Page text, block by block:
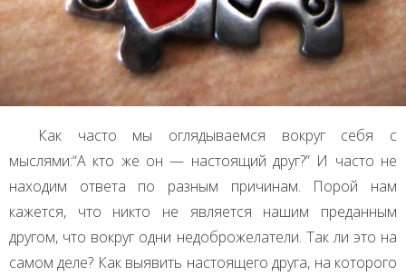
Как часто мы оглядываемся вокруг себя с
мыслями:“А кто же он — настоящий друг?” И часто не
находим ответа по разным причинам. Порой нам
кажется, что никто не является нашим преданным
другом, что вокруг одни недоброжелатели. Так ли это на
самом деле? Как выявить настоящего друга, на которого